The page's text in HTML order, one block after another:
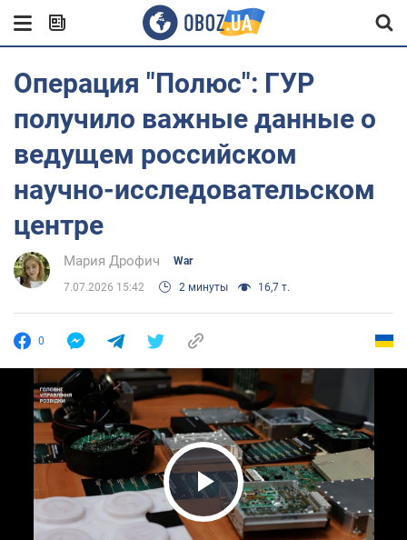
Операция "Полюс": ГУР
получило важные данные о
ведущем российском
научно-исследовательском
центре
Мария Дрофич War
7.07.2026 15:42 2 минуты 16,7 т.
0
Play Video